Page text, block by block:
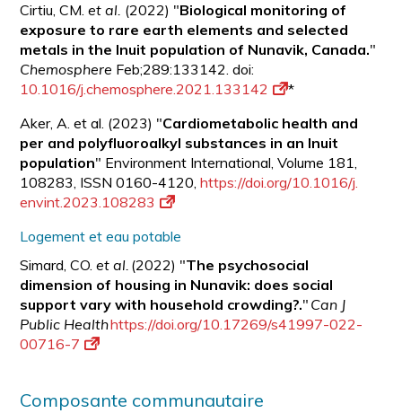
Cirtiu, CM.et al. (2022) "Biological monitoring of
exposure to rare earth elements and selected
metals in the Inuit population of Nunavik, Canada."
Chemosphere Feb;289:133142. doi:
10.1016/j.chemosphere.2021.133142
*
Aker, A. et al. (2023) "Cardiometabolic health and
per and polyfluoroalkyl substances in an Inuit
population" Environment International, Volume 181,
108283, ISSN 0160-4120,https://doi.org/10.1016/j.
envint.2023.108283
Logement et eau potable
Simard, CO.et al. (2022) "The psychosocial
dimension of housing in Nunavik: does social
support vary with household crowding?." Can J
Public Healthhttps://doi.org/10.17269/s41997-022-
00716-7
Composante communautaire